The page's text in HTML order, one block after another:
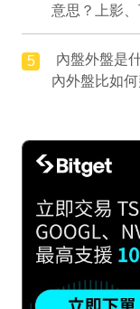
意思？上影
5
內盤外盤是
內外盤比如